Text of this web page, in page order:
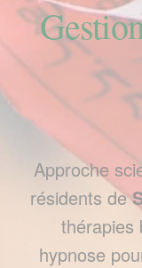
Approche
résidents de
thérapies
hypnose